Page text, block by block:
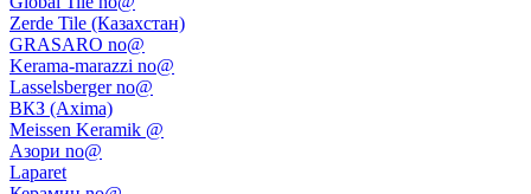
Zerde Tile (Казахстан)
GRASARO no@
Kerama-marazzi no@
Lasselsberger no@
ВКЗ (Axima)
Meissen Keramik @
Азори no@
Laparet